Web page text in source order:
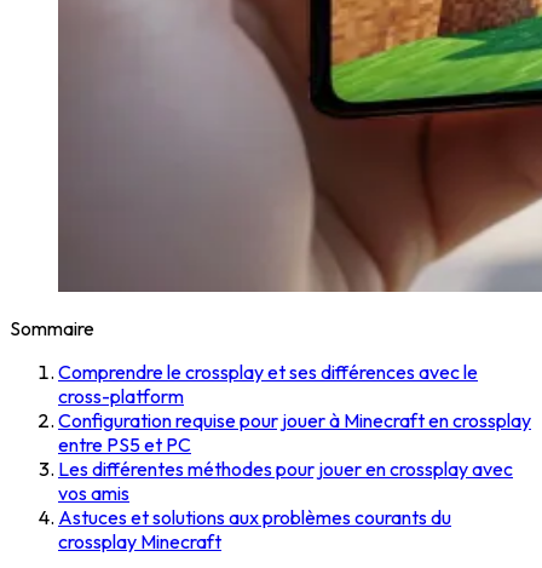
Sommaire
Comprendre le crossplay et ses différences avec le
cross-platform
Configuration requise pour jouer à Minecraft en crossplay
entre PS5 et PC
Les différentes méthodes pour jouer en crossplay avec
vos amis
Astuces et solutions aux problèmes courants du
crossplay Minecraft